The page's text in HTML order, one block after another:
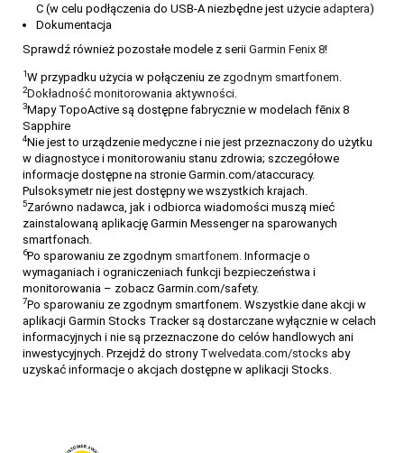
C (w celu podłączenia do USB-A niezbędne jest użycie adaptera)
Dokumentacja
Sprawdź również pozostałe modele z serii Garmin Fenix 8!
1W przypadku użycia w połączeniu ze zgodnym smartfonem.
2Dokładność monitorowania aktywności.
3Mapy TopoActive są dostępne fabrycznie w modelach fēnix 8
Sapphire
4Nie jest to urządzenie medyczne i nie jest przeznaczony do użytku
w diagnostyce i monitorowaniu stanu zdrowia; szczegółowe
informacje dostępne na stronie Garmin.com/ataccuracy.
Pulsoksymetr nie jest dostępny we wszystkich krajach.
5Zarówno nadawca, jak i odbiorca wiadomości muszą mieć
zainstalowaną aplikację Garmin Messenger na sparowanych
smartfonach.
6Po sparowaniu ze zgodnym smartfonem. Informacje o
wymaganiach i ograniczeniach funkcji bezpieczeństwa i
monitorowania – zobacz Garmin.com/safety.
7Po sparowaniu ze zgodnym smartfonem. Wszystkie dane akcji w
aplikacji Garmin Stocks Tracker są dostarczane wyłącznie w celach
informacyjnych i nie są przeznaczone do celów handlowych ani
inwestycyjnych. Przejdź do strony Twelvedata.com/stocks aby
uzyskać informacje o akcjach dostępne w aplikacji Stocks.
rowerowych 2026